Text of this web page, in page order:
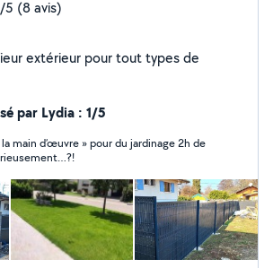
5 (8 avis)
extérieur pour tout types de
par Lydia : 1/5
main d’œuvre » pour du jardinage 2h de
maximum Sérieusement…?!